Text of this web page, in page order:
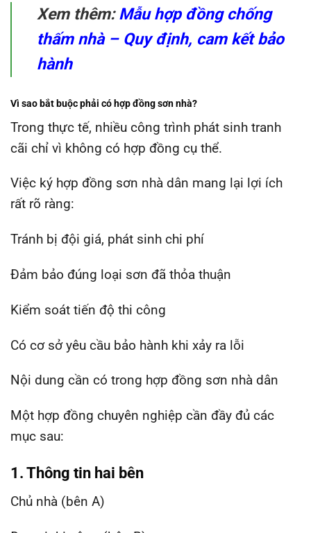
Xem thêm:Mẫu hợp đồng chống
thấm nhà – Quy định, cam kết bảo
hành
Vì sao bắt buộc phải có hợp đồng sơn nhà?
Trong thực tế, nhiều công trình phát sinh tranh
cãi chỉ vì không có hợp đồng cụ thể.
Việc ký hợp đồng sơn nhà dân mang lại lợi ích
rất rõ ràng:
Tránh bị đội giá, phát sinh chi phí
Đảm bảo đúng loại sơn đã thỏa thuận
Kiểm soát tiến độ thi công
Có cơ sở yêu cầu bảo hành khi xảy ra lỗi
Nội dung cần có trong hợp đồng sơn nhà dân
Một hợp đồng chuyên nghiệp cần đầy đủ các
mục sau:
1. Thông tin hai bên
Chủ nhà (bên A)